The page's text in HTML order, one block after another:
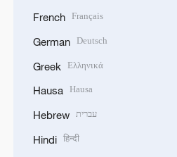
French Français
German Deutsch
Greek Ελληνικά
Hausa Hausa
Hebrew עברית
Hindi हिन्दी